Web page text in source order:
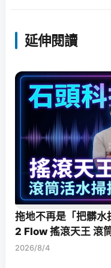
延伸閱讀
拖地不再是「把髒
2 Flow 搖滾天王 滾
2026/8/4